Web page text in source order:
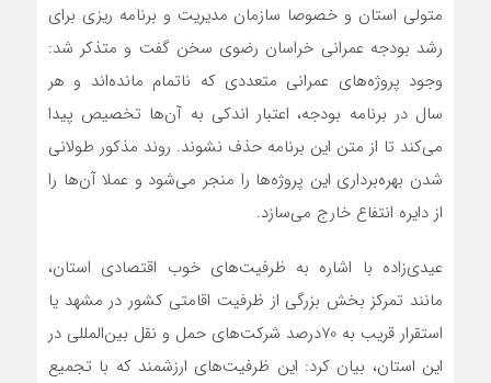
متولی استان و خصوصا سازمان مدیریت و برنامه ریزی برای
رشد بودجه عمرانی خراسان رضوی سخن گفت و متذکر شد:
وجود پروژه‌های عمرانی متعددی که ناتمام مانده‌اند و هر
سال در برنامه بودجه، اعتبار اندکی به آن‌ها تخصیص پیدا
می‌کند تا از متن این برنامه حذف نشوند. روند مذکور طولانی
شدن بهره‌برداری این پروژه‌ها را منجر می‌شود و عملا آن‌ها را
از دایره انتفاع خارج می‌سازد.
عیدی‌زاده با اشاره به ظرفیت‌های خوب اقتصادی استان،
مانند تمرکز بخش بزرگی از ظرفیت اقامتی کشور در مشهد یا
استقرار قریب به 70درصد شرکت‌های حمل و نقل بین‌المللی در
این استان، بیان کرد: این ظرفیت‌های ارزشمند که با تجمیع